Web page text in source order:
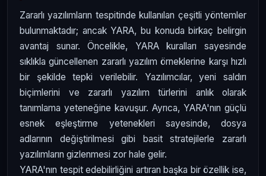
Zararlı yazılımların tespitinde kullanılan çeşitli yöntemler
bulunmaktadır; ancak YARA, bu konuda birkaç belirgin
avantaj sunar. Öncelikle, YARA kuralları sayesinde
sıklıkla güncellenen zararlı yazılım örneklerine karşı hızlı
bir şekilde tepki verilebilir. Yazılımcılar, yeni saldırı
biçimlerini ve zararlı yazılım türlerini anlık olarak
tanımlama yeteneğine kavuşur. Ayrıca, YARA'nın güçlü
esnek eşleştirme yetenekleri sayesinde, dosya
adlarının değiştirilmesi gibi basit stratejilerle zararlı
yazılımların gizlenmesi zor hale gelir.
YARA'nın tespit edebilirliğini artıran başka bir özellik ise,